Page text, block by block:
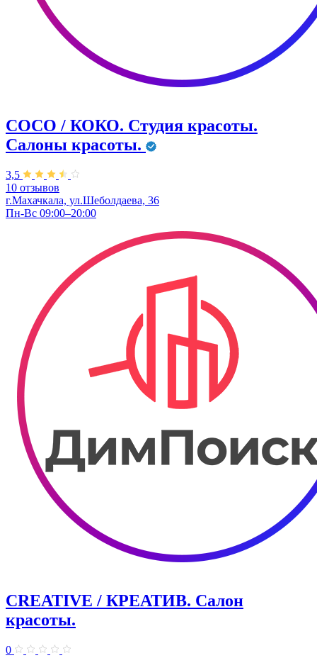
COCO / КОКО. Студия красоты.
Салоны красоты.
3,5
10 отзывов
г.Махачкала, ул.Шеболдаева, 36
Пн-Вс 09:00–20:00
CREATIVE / КРЕАТИВ. Салон
красоты.
0